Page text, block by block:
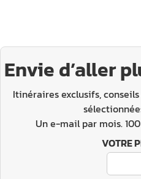
Envie d’aller
Itinéraires exclusifs,
Un e-mail par mois.
VOTRE